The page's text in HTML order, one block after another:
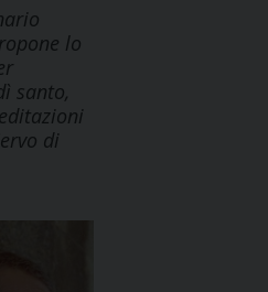
lo
santo,
di